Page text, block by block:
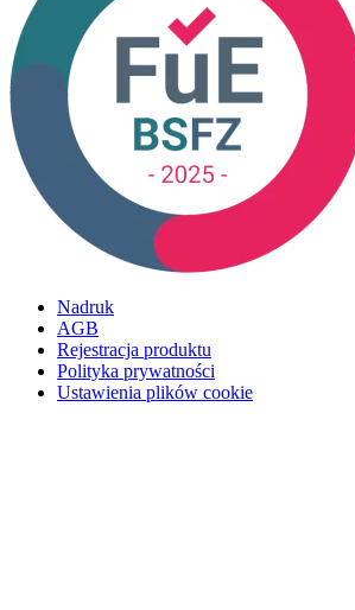
Nadruk
AGB
Rejestracja produktu
Polityka prywatności
Ustawienia plików cookie